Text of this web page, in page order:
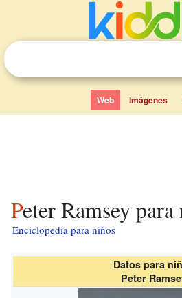
Web Imágenes
Peter Ramsey
Enciclopedia para niños
Datos para
Peter